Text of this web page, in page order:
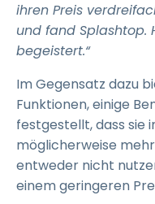
ihren Preis
und fand Splashtop.
begeistert.“
Im Gegensatz dazu
Funktionen, einige
festgestellt, dass sie
möglicherweise
entweder nicht
einem geringeren